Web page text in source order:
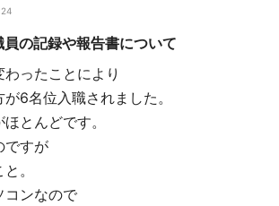
の記録や報告書について
ったことにより
6名位入職されました。
とんどです。
ですが
。
コンなので